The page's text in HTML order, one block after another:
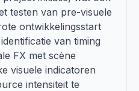
testen van pre-visuele
ontwikkelingsstart
van timing
FX met scène
visuele indicatoren
intensiteit te